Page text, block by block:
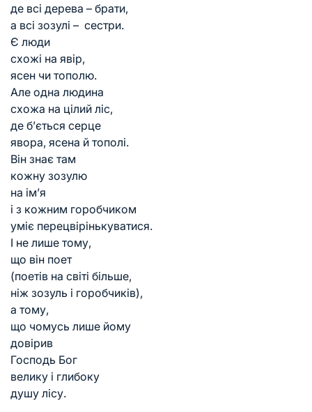
де всі дерева – брати,
а всі зозулі – сестри.
Є люди
схожі на явір,
ясен чи тополю.
Але одна людина
схожа на цілий ліс,
де б’ється серце
явора, ясена й тополі.
Він знає там
кожну зозулю
на ім’я
і з кожним горобчиком
уміє перецвірінькуватися.
І не лише тому,
що він поет
(поетів на світі більше,
ніж зозуль і горобчиків),
а тому,
що чомусь лише йому
довірив
Господь Бог
велику і глибоку
душу лісу.